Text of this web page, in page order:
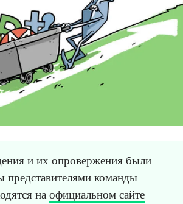
и их опровержения были
представителями команды
на официальном сайте